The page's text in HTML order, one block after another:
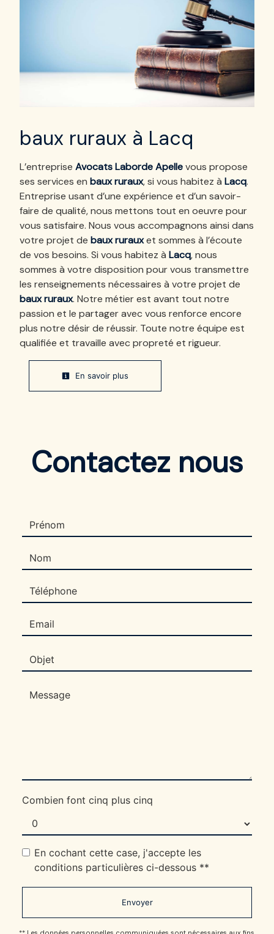
baux ruraux à Lacq
L’entreprise Avocats Laborde Apellevous propose
ses services en baux ruraux, si vous habitez à Lacq.
Entreprise usant d’une expérience et d’un savoir-
faire de qualité, nous mettons tout en oeuvre pour
vous satisfaire. Nous vous accompagnons ainsi dans
votre projet de baux rurauxet sommes à l’écoute
de vos besoins. Si vous habitez à Lacq, nous
sommes à votre disposition pour vous transmettre
les renseignements nécessaires à votre projet de
baux ruraux. Notre métier est avant tout notre
passion et le partager avec vous renforce encore
plus notre désir de réussir. Toute notre équipe est
qualifiée et travaille avec propreté et rigueur.
En savoir plus
Contactez nous
Combien font cinq plus cinq
En cochant cette case, j'accepte les
conditions particulières ci-dessous **
Envoyer